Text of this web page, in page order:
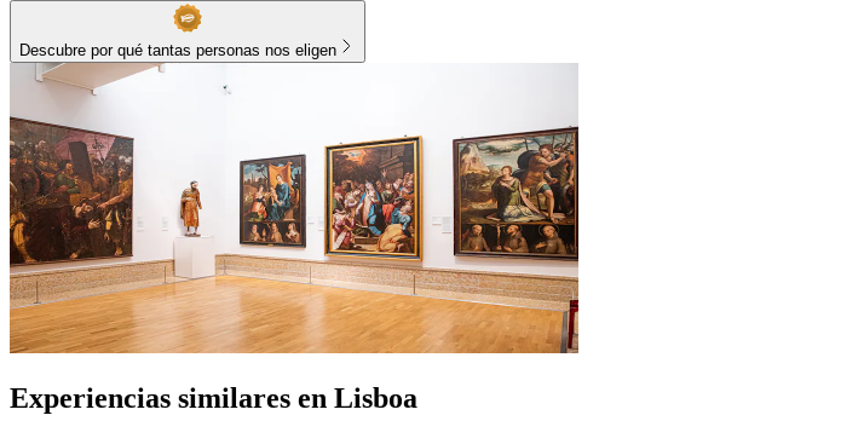
Descubre por qué tantas personas nos eligen
Experiencias similares en Lisboa